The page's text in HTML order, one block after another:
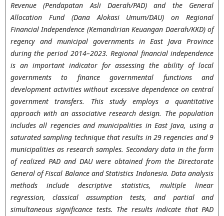
Revenue (Pendapatan Asli Daerah/PAD) and the General
Allocation Fund (Dana Alokasi Umum/DAU) on Regional
Financial Independence (Kemandirian Keuangan Daerah/KKD) of
regency and municipal governments in East Java Province
during the period 2014–2023. Regional financial independence
is an important indicator for assessing the ability of local
governments to finance governmental functions and
development activities without excessive dependence on central
government transfers. This study employs a quantitative
approach with an associative research design. The population
includes all regencies and municipalities in East Java, using a
saturated sampling technique that results in 29 regencies and 9
municipalities as research samples. Secondary data in the form
of realized PAD and DAU were obtained from the Directorate
General of Fiscal Balance and Statistics Indonesia. Data analysis
methods include descriptive statistics, multiple linear
regression, classical assumption tests, and partial and
simultaneous significance tests. The results indicate that PAD